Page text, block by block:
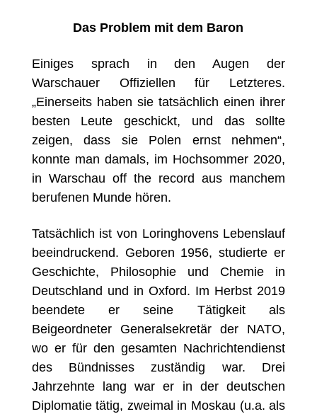
Das Problem mit dem Baron
Einiges sprach in den Augen der
Warschauer Offiziellen für Letzteres.
„Einerseits haben sie tatsächlich einen ihrer
besten Leute geschickt, und das sollte
zeigen, dass sie Polen ernst nehmen“,
konnte man damals, im Hochsommer 2020,
in Warschau off the record aus manchem
berufenen Munde hören.
Tatsächlich ist von Loringhovens Lebenslauf
beeindruckend. Geboren 1956, studierte er
Geschichte, Philosophie und Chemie in
Deutschland und in Oxford. Im Herbst 2019
beendete er seine Tätigkeit als
Beigeordneter Generalsekretär der NATO,
wo er für den gesamten Nachrichtendienst
des Bündnisses zuständig war. Drei
Jahrzehnte lang war er in der deutschen
Diplomatie tätig, zweimal in Moskau (u.a. als